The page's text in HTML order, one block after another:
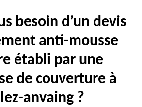
besoin d’un devis
anti-mousse
établi par une
de couverture à
anvaing ?